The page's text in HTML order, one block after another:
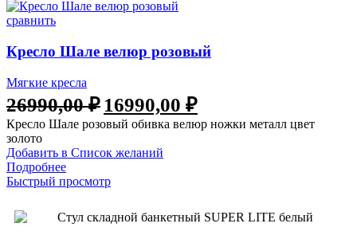
сравнить
Кресло Шале велюр розовый
Мягкие кресла
26990,00₽ 16990,00 ₽
Кресло Шале розовый обивка велюр ножки металл цвет
золото
Добавить в Список желаний
Подробнее
Быстрый просмотр